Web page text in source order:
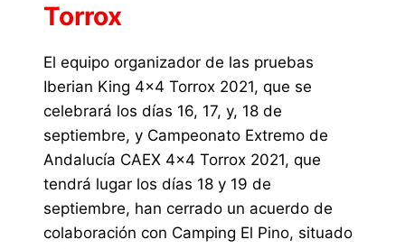
Torrox
El equipo organizador de las pruebas
Iberian King 4×4 Torrox 2021, que se
celebrará los días 16, 17, y, 18 de
septiembre, y Campeonato Extremo de
Andalucía CAEX 4×4 Torrox 2021, que
tendrá lugar los días 18 y 19 de
septiembre, han cerrado un acuerdo de
colaboración con Camping El Pino, situado